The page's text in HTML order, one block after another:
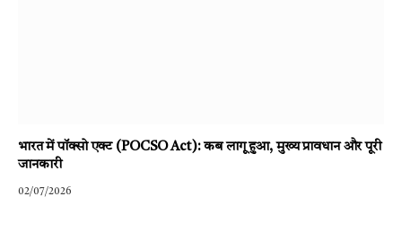
भारत में पॉक्सो एक्ट (POCSO Act): कब लागू हुआ, मुख्य प्रावधान और पूरी
जानकारी
02/07/2026